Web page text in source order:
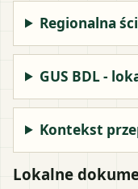
Regionalna
GUS BDL -
Kontekst
Lokalne